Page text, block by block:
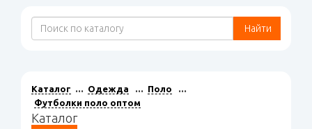
Найти
Каталог Одежда
Поло
Футболки поло оптом
Каталог